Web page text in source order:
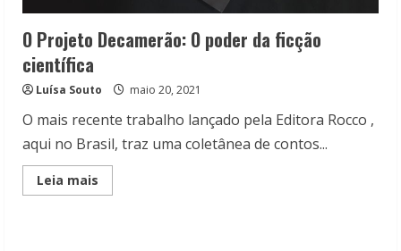
O Projeto Decamerão: O poder da ficção
científica
Luísa Souto maio 20, 2021
O mais recente trabalho lançado pela Editora Rocco ,
aqui no Brasil, traz uma coletânea de contos...
Leia mais
more